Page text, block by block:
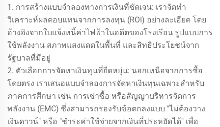
1. การสร้างแบบจำลองทางการเงินที่ชัดเจน: เราจัดทำ
วิเคราะห์ผลตอบแทนจากการลงทุน (ROI) อย่างละเอียด โดย
อ้างอิงจากใบแจ้งหนี้ค่าไฟฟ้าในอดีตของโรงเรียน รูปแบบการ
ใช้พลังงาน สภาพแสงแดดในพื้นที่ และสิทธิประโยชน์จาก
รัฐบาลที่มีอยู่
2. ตัวเลือกการจัดหาเงินทุนที่ยืดหยุ่น: นอกเหนือจากการซื้อ
โดยตรง เราเสนอแบบจำลองการจัดหาเงินทุนเฉพาะสำหรับ
ภาคการศึกษา เช่น การเช่าซื้อ หรือสัญญาบริหารจัดการ
พลังงาน (EMC) ซึ่งสามารถรองรับข้อตกลงแบบ "ไม่ต้องวาง
เงินดาวน์" หรือ "ชำระค่าใช้จ่ายจากเงินที่ประหยัดได้" เพื่อ